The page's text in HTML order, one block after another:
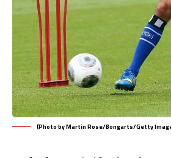
(Photo by Martin Rose/Bongarts/Getty